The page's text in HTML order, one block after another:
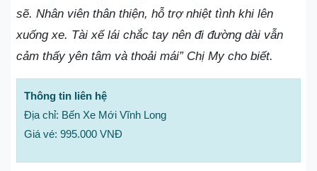
sẽ. Nhân viên thân thiện, hỗ trợ nhiệt tình khi lên
xuống xe. Tài xế lái chắc tay nên đi đường dài vẫn
cảm thấy yên tâm và thoải mái” Chị My cho biết.
Thông tin liên hệ
Địa chỉ: Bến Xe Mới Vĩnh Long
Giá vé: 995.000 VNĐ